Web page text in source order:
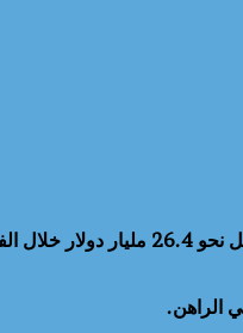
كشف أحدث تقرير صادر عن البنك المركزي المصري قبل قليل، إرتفاع تحويلات المصريين العاملين